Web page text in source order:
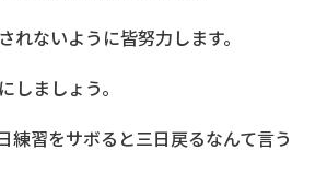
れないように皆努力します。
しましょう。
練習をサボると三日戻るなんて言う